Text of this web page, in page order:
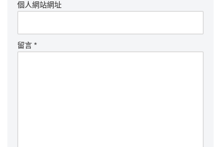
個人網站網址
留言 *